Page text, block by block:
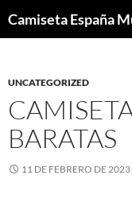
Camiseta España
UNCATEGORIZED
BARATAS
11 DE FEBRERO DE 2023